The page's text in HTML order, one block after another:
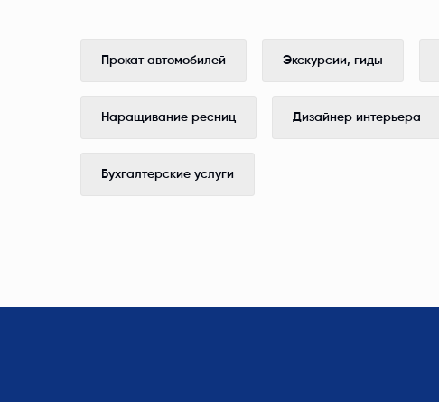
Прокат автомобилей Экскурсии, гиды
Наращивание ресниц Дизайнер интерьера
Бухгалтерские услуги